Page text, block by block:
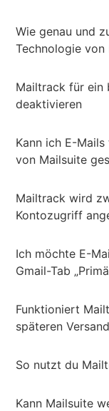
Wie genau und
Technologie von
Mailtrack für ein
deaktivieren
Kann ich E-
von Mailsuite
Mailtrack wird
Kontozugriff
Ich möchte E-
Gmail-Tab
Funktioniert
späteren
So nutzt du
Kann Mailsuite